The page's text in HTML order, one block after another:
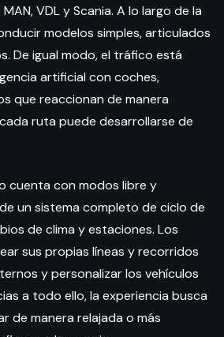
VDL y Scania. A lo largo de la
modelos simples, articulados
De igual modo, el tráfico está
artificial con coches,
que reaccionan de manera
ruta puede desarrollarse de
cuenta con modos libre y
un sistema completo de ciclo de
de clima y estaciones. Los
sus propias líneas y recorridos
y personalizar los vehículos
a todo ello, la experiencia busca
de manera relajada o más